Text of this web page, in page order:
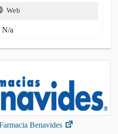
Web
N/a
Benavides